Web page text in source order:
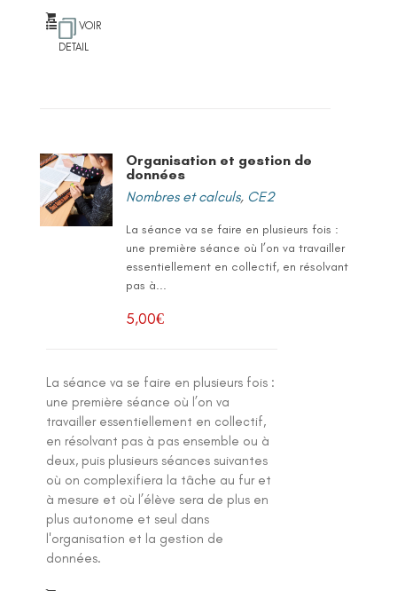
VOIR
DETAIL
Organisation et gestion de
données
Nombres et calculs, CE2
La séance va se faire en plusieurs fois :
une première séance où l’on va travailler
essentiellement en collectif, en résolvant
pas à...
5,00€
La séance va se faire en plusieurs fois :
une première séance où l’on va
travailler essentiellement en collectif,
en résolvant pas à pas ensemble ou à
deux, puis plusieurs séances suivantes
où on complexifiera la tâche au fur et
à mesure et où l’élève sera de plus en
plus autonome et seul dans
l'organisation et la gestion de
données.